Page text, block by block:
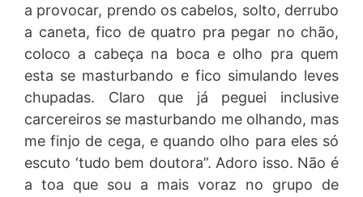
a provocar, prendo os cabelos, solto, derrubo
a caneta, fico de quatro pra pegar no chão,
coloco a cabeça na boca e olho pra quem
esta se masturbando e fico simulando leves
chupadas. Claro que já peguei inclusive
carcereiros se masturbando me olhando, mas
me finjo de cega, e quando olho para eles só
escuto ‘tudo bem doutora”. Adoro isso. Não é
a toa que sou a mais voraz no grupo de